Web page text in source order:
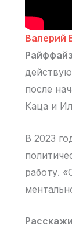
Валерий
после
Каца и
В 2023
работу.